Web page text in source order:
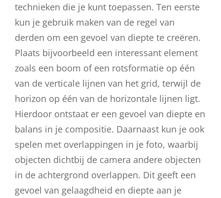
technieken die je kunt toepassen. Ten eerste
kun je gebruik maken van de regel van
derden om een gevoel van diepte te creëren.
Plaats bijvoorbeeld een interessant element
zoals een boom of een rotsformatie op één
van de verticale lijnen van het grid, terwijl de
horizon op één van de horizontale lijnen ligt.
Hierdoor ontstaat er een gevoel van diepte en
balans in je compositie. Daarnaast kun je ook
spelen met overlappingen in je foto, waarbij
objecten dichtbij de camera andere objecten
in de achtergrond overlappen. Dit geeft een
gevoel van gelaagdheid en diepte aan je